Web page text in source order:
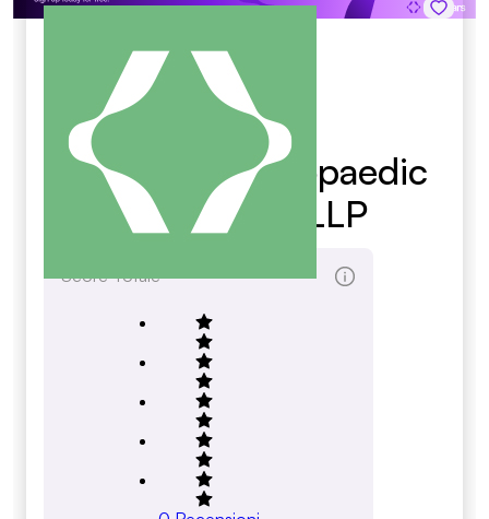
Yorkshire Orthopaedic
Associates LLP
Score Totale